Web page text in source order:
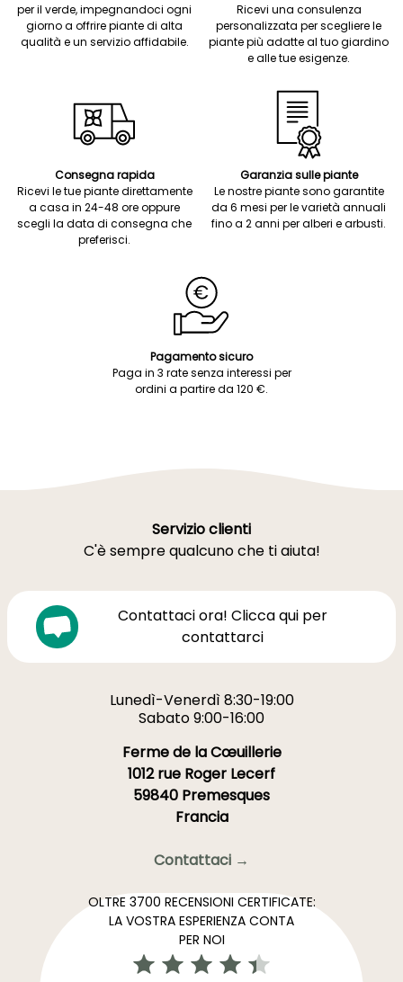
per il verde, impegnandoci ogni
giorno a offrire piante di alta
qualità e un servizio affidabile.
Ricevi una consulenza
personalizzata per scegliere le
piante più adatte al tuo giardino
e alle tue esigenze.
Consegna rapida
Ricevi le tue piante direttamente
a casa in 24-48 ore oppure
scegli la data di consegna che
preferisci.
Garanzia sulle piante
Le nostre piante sono garantite
da 6 mesi per le varietà annuali
fino a 2 anni per alberi e arbusti.
Pagamento sicuro
Paga in 3 rate senza interessi per
ordini a partire da 120 €.
Servizio clienti
C'è sempre qualcuno che ti aiuta!
Contattaci ora! Clicca qui per
contattarci
Lunedì-Venerdì 8:30-19:00
Sabato 9:00-16:00
Ferme de la Cœuillerie
1012 rue Roger Lecerf
59840 Premesques
Francia
Contattaci →
OLTRE 3700 RECENSIONI CERTIFICATE:
LA VOSTRA ESPERIENZA CONTA
PER NOI